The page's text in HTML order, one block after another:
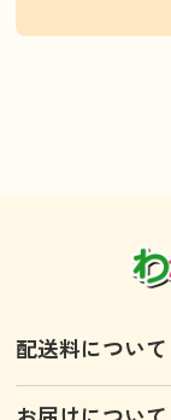
配送料について